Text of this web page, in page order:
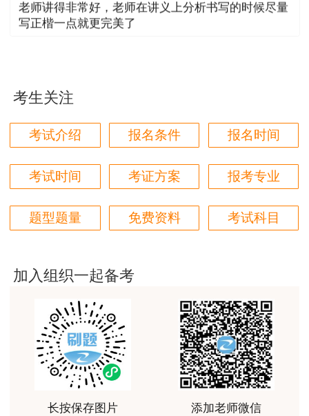
由报考人员本人采用电子方式承诺，一经提交即具
法律效力。
考试组织机构依据报考人员作出的承诺为其办理报
考相关事项，并综合运用在线核查、现场核查、协
助核查等方式，在考前、考中、考后对报考人员的
承诺信息进行核查。报考人员应当按照考试组织机
构的规定和要求，在规定期限内以规定方式提交或
补充提交有关证明材料。考试组织机构对待核查人
员不进行成绩数据和证书相关操作。报考人员逾期
（六）不实承诺的责任
报考人员承诺后，在核查或者日常监管中发现其不
符合考试报名条件的，考试报名无效，已缴费用不
予退还；取得成绩的，当次全部科目考试成绩无
效；取得资格证书或者成绩证明的，资格证书或者
成绩证明无效。
老师讲得非常好，老师在讲义上分析书写的时候尽量
写正楷一点就更完美了
用户85****06
真的是把学习变成自己能理解的语言最重要！
用户m1****88
太喜欢王英老师了
平台历史购买的课程，老师讲的多非常好
老师讲的很细致很认真，课件准备充分也非常有耐
用户m0****88
最棒的预习课
用户m2****66
越听越觉得好
考生关注
考试介绍 报名条件 报名时间
考试时间 考证方案 报考专业
题型题量 免费资料 考试科目
加入组织一起备考
长按保存图片
添加老师微信